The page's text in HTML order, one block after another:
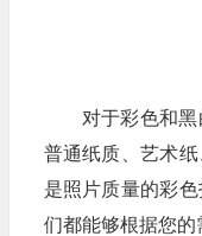
对于彩色和
普通纸质、艺术
是照片质量的彩
们都能够根据您的